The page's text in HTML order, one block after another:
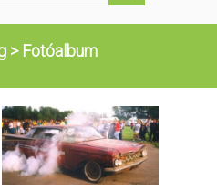
> Fotóalbum